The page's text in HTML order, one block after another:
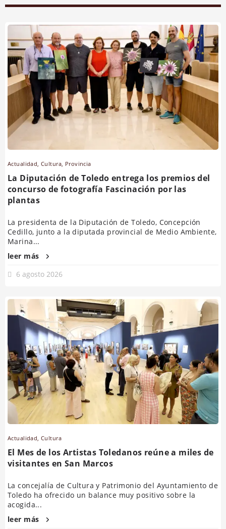
Actualidad,Cultura, Provincia
La Diputación de Toledo entrega los premios del
concurso de fotografía Fascinación por las
plantas
La presidenta de la Diputación de Toledo, Concepción
Cedillo, junto a la diputada provincial de Medio Ambiente,
Marina...
leer más
6 agosto 2026
Actualidad,Cultura
El Mes de los Artistas Toledanos reúne a miles de
visitantes en San Marcos
La concejalía de Cultura y Patrimonio del Ayuntamiento de
Toledo ha ofrecido un balance muy positivo sobre la
acogida...
leer más